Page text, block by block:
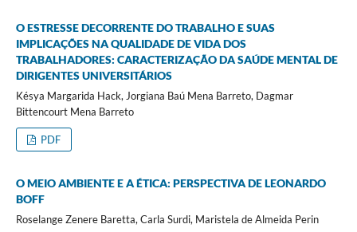
O ESTRESSE DECORRENTE DO TRABALHO E SUAS
IMPLICAÇÕES NA QUALIDADE DE VIDA DOS
TRABALHADORES: CARACTERIZAÇÃO DA SAÚDE MENTAL DE
DIRIGENTES UNIVERSITÁRIOS
Késya Margarida Hack, Jorgiana Baú Mena Barreto, Dagmar
Bittencourt Mena Barreto
PDF
O MEIO AMBIENTE E A ÉTICA: PERSPECTIVA DE LEONARDO
BOFF
Roselange Zenere Baretta, Carla Surdi, Maristela de Almeida Perin